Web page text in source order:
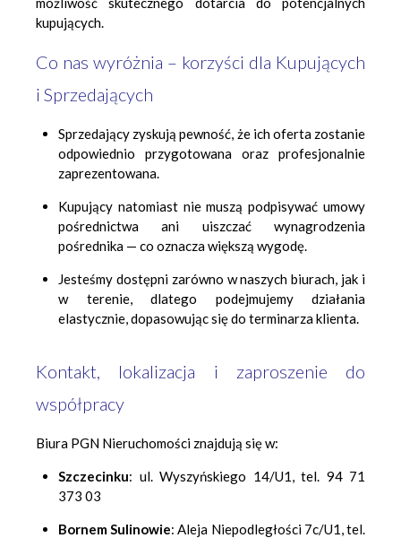
kupujących.
Co nas wyróżnia – korzyści dla Kupujących
i Sprzedających
Sprzedający zyskują pewność, że ich oferta zostanie
odpowiednio przygotowana oraz profesjo­nalnie
zaprezentowana.
Kupujący natomiast nie muszą podpisywać umowy
pośrednictwa ani uiszczać wynagrodzenia
pośrednika — co oznacza większą wygodę.
Jesteśmy dostępni zarówno w naszych biurach, jak i
w terenie, dlatego podejmujemy działania
elastycznie, dopasowując się do terminarza klienta.
Kontakt, lokalizacja i zaproszenie do
współpracy
Biura PGN Nieruchomości znajdują się w:
Szczecinku: ul. Wyszyńskiego 14/U1, tel. 94 71
373 03
Bornem Sulinowie: Aleja Niepodległości 7c/U1, tel.